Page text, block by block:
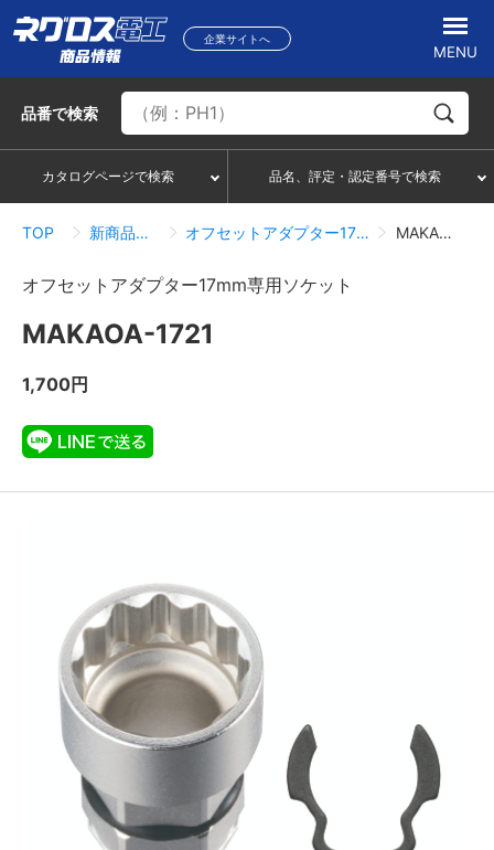
企業サイトへ
MENU
品番で検索
カタログページで検索 品名、評定・認定番号で検索
TOP 新商品情報一覧 オフセットアダプター17mm専用ソケット MAKAOA-1721
オフセットアダプター17mm専用ソケット
MAKAOA-1721
1,700円